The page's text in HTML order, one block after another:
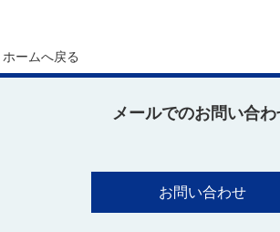
ホームへ戻る
メールでのお問い合わ
お問い合わせ